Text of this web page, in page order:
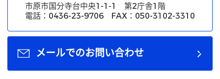
市原市国分寺台中央1-1-1 第2庁舎1階
電話：0436-23-9706 FAX：050-3102-3310
メールでのお問い合わせ